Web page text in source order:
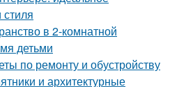
в 2-комнатной
детьми
по ремонту и обустройству
и архитектурные